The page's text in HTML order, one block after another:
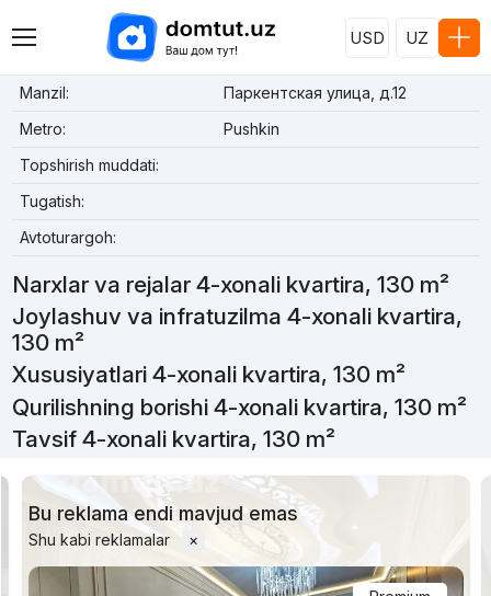
USD UZ
Manzil:
Паркентская улица, д.12
Metro:
Pushkin
Topshirish muddati:
Tugatish:
Avtoturargoh:
Narxlar va rejalar 4-xonali kvartira, 130 m²
Joylashuv va infratuzilma 4-xonali kvartira,
130 m²
Xususiyatlari 4-xonali kvartira, 130 m²
Qurilishning borishi 4-xonali kvartira, 130 m²
Tavsif 4-xonali kvartira, 130 m²
Bu reklama endi mavjud emas
Shu kabi reklamalar ×